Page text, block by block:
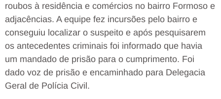
roubos à residência e comércios no bairro Formoso e
adjacências. A equipe fez incursões pelo bairro e
conseguiu localizar o suspeito e após pesquisarem
os antecedentes criminais foi informado que havia
um mandado de prisão para o cumprimento. Foi
dado voz de prisão e encaminhado para Delegacia
Geral de Polícia Civil.